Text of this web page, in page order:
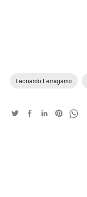
Leonardo Ferragamo